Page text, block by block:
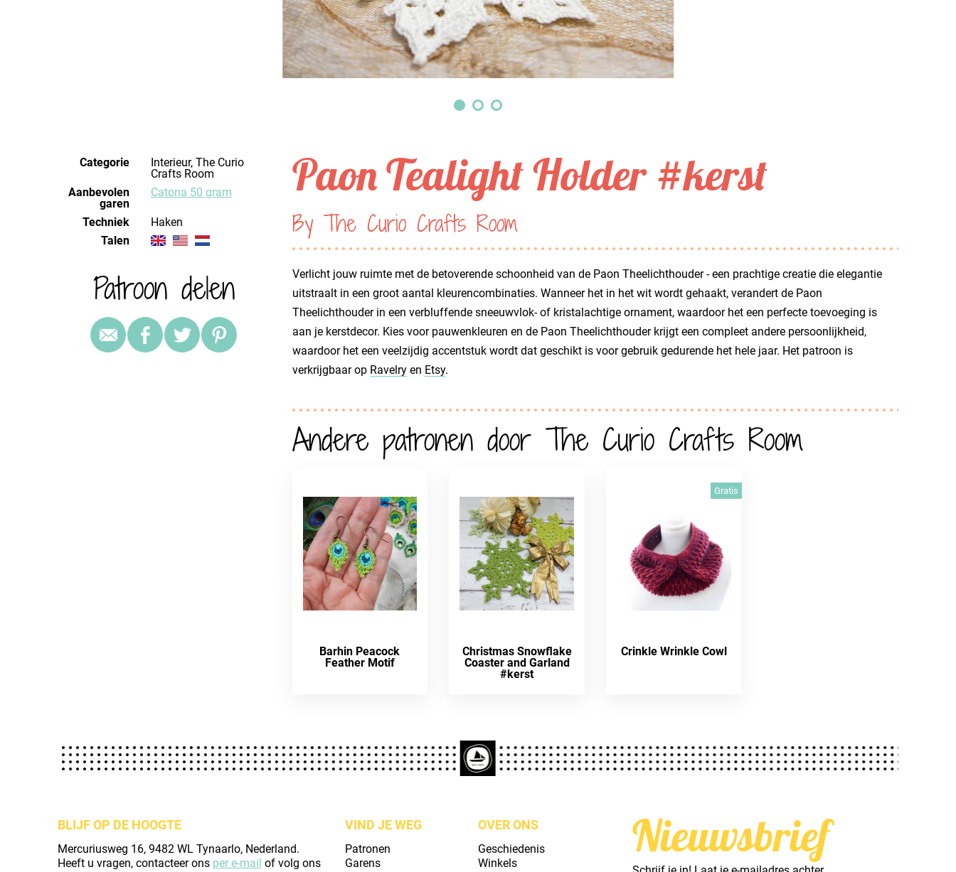
Categorie
Interieur, The Curio
Crafts Room
Aanbevolen
garen
Catona 50 gram
Techniek
haken
Talen
Patroon delen
Paon Tealight Holder #kerst
By The Curio Crafts Room
Verlicht jouw ruimte met de betoverende schoonheid van de Paon Theelichthouder - een prachtige creatie die elegantie
uitstraalt in een groot aantal kleurencombinaties. Wanneer het in het wit wordt gehaakt, verandert de Paon
Theelichthouder in een verbluffende sneeuwvlok- of kristalachtige ornament, waardoor het een perfecte toevoeging is
aan je kerstdecor. Kies voor pauwenkleuren en de Paon Theelichthouder krijgt een compleet andere persoonlijkheid,
waardoor het een veelzijdig accentstuk wordt dat geschikt is voor gebruik gedurende het hele jaar. Het patroon is
verkrijgbaar op Ravelryen Etsy.
Andere patronen door The Curio Crafts Room
Barhin Peacock
Feather Motif
Christmas Snowflake
Coaster and Garland
#kerst
Gratis
Crinkle Wrinkle Cowl
BLIJF OP DE HOOGTE
Mercuriusweg 16, 9482 WL Tynaarlo, Nederland.
Heeft u vragen, contacteer ons per e-mail of volg ons
VIND JE WEG
Patronen
Garens
OVER ONS
Geschiedenis
Winkels
Nieuwsbrief